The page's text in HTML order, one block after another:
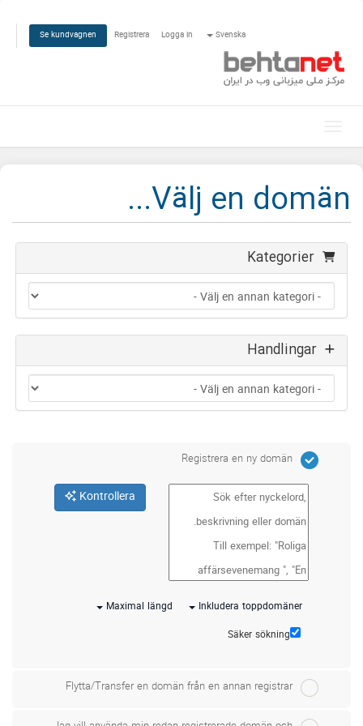
Svenska
Logga in
Registrera
Se kundvagnen
Välj en domän...
Registrera en ny domän
Kontrollera
Inkludera toppdomäner
Maximal längd
Säker sökning
Flytta/Transfer en domän från en annan registrar